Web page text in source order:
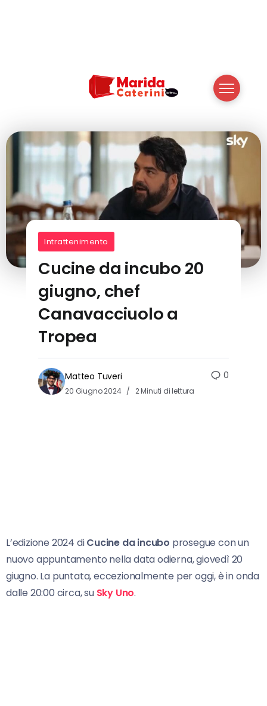
Intrattenimento
Cucine da incubo 20
giugno, chef
Canavacciuolo a
Tropea
Matteo Tuveri
20 Giugno 2024 2 Minuti di lettura
0
L’edizione 2024 diCucine da incubo prosegue con un
nuovo appuntamento nella data odierna, giovedì 20
giugno. La puntata, eccezionalmente per oggi, è in onda
dalle 20:00 circa, su Sky Uno.